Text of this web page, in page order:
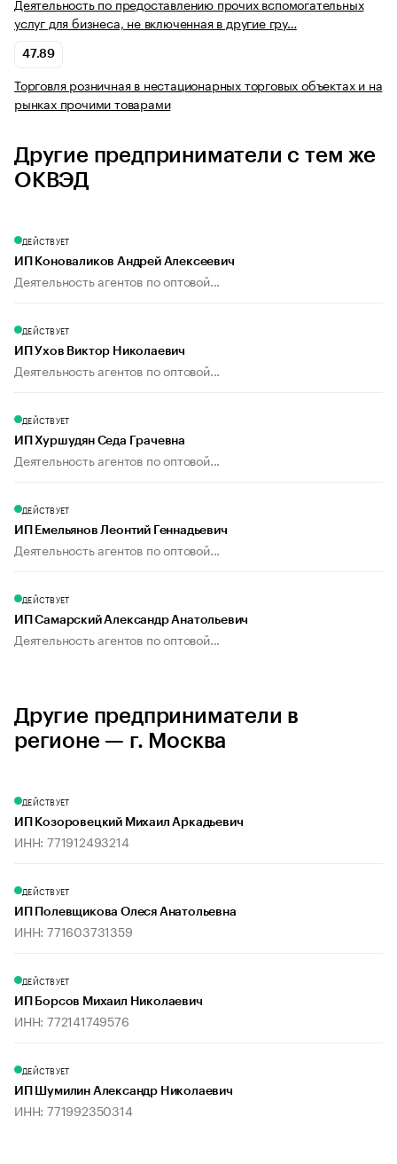
Деятельность по предоставлению прочих вспомогательных
услуг для бизнеса, не включенная в другие гру…
47.89
Торговля розничная в нестационарных торговых объектах и на
рынках прочими товарами
Другие предприниматели с тем же
ОКВЭД
ДЕЙСТВУЕТ
ИП Коноваликов Андрей Алексеевич
Деятельность агентов по оптовой...
ДЕЙСТВУЕТ
ИП Ухов Виктор Николаевич
Деятельность агентов по оптовой...
ДЕЙСТВУЕТ
ИП Хуршудян Седа Грачевна
Деятельность агентов по оптовой...
ДЕЙСТВУЕТ
ИП Емельянов Леонтий Геннадьевич
Деятельность агентов по оптовой...
ДЕЙСТВУЕТ
ИП Самарский Александр Анатольевич
Деятельность агентов по оптовой...
Другие предприниматели в
регионе — г. Москва
ДЕЙСТВУЕТ
ИП Козоровецкий Михаил Аркадьевич
ИНН: 771912493214
ДЕЙСТВУЕТ
ИП Полевщикова Олеся Анатольевна
ИНН: 771603731359
ДЕЙСТВУЕТ
ИП Борсов Михаил Николаевич
ИНН: 772141749576
ДЕЙСТВУЕТ
ИП Шумилин Александр Николаевич
ИНН: 771992350314